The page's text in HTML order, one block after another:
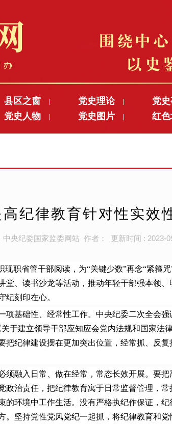
县区之窗 党史理论 党
党史人物 党史图片 红
高纪律教育针对性实效
中央纪委国家监委网站 作者： 更新时间 : 2023-
职省管干部阅读，为“关键少数”再念“紧箍
堂、读书沙龙等活动，推动年轻干部强本
纪刻印在心。
础性、经常性工作。中央纪委二次全会强
于建立领导干部应知应会党内法规和国家法
纪律建设摆在更加突出位置，经常抓、反
入日常、做在经常，常态长效开展。要
治责任，把纪律教育寓于日常监督管理，
环境中工作生活。没有严格执纪作保证，
坚持党性党风党纪一起抓，将纪律教育和